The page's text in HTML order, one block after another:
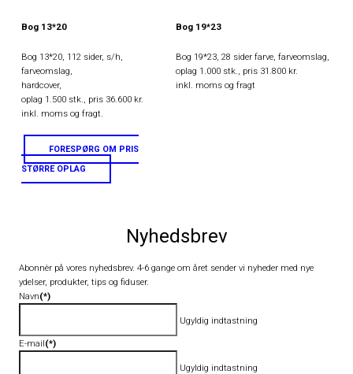
Bog 13*20
Bog 13*20, 112 sider, s/h,
farveomslag,
hardcover,
oplag 1.500 stk., pris 36.600 kr.
inkl. moms og fragt.
Bog 19*23
Bog 19*23, 28 sider farve, farveomslag,
oplag 1.000 stk., pris 31.800 kr.
inkl. moms og fragt
FORESPØRG OM PRIS
STØRRE OPLAG
Nyhedsbrev
Abonnèr på vores nyhedsbrev. 4-6 gange om året sender vi nyheder med nye
ydelser, produkter, tips og fiduser.
Navn(*)
Ugyldig indtastning
E-mail(*)
Ugyldig indtastning